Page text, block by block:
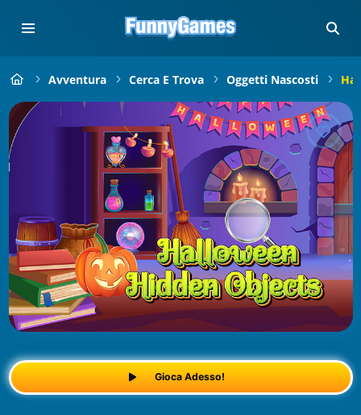
Avventura Cerca E Trova Oggetti Nascosti
Gioca Adesso!